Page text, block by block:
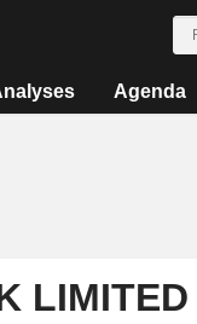
Agenda
LIMITED